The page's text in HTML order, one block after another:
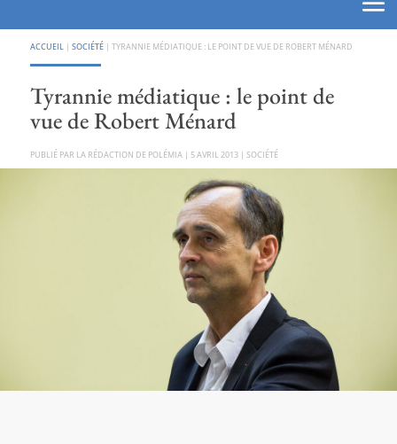
ACCUEIL | SOCIÉTÉ| TYRANNIE MÉDIATIQUE : LE POINT DE VUE DE ROBERT MÉNARD
Tyrannie médiatique : le point de
vue de Robert Ménard
PAR LA RÉDACTION DE POLÉMIA | 5 AVRIL 2013| SOCIÉTÉ